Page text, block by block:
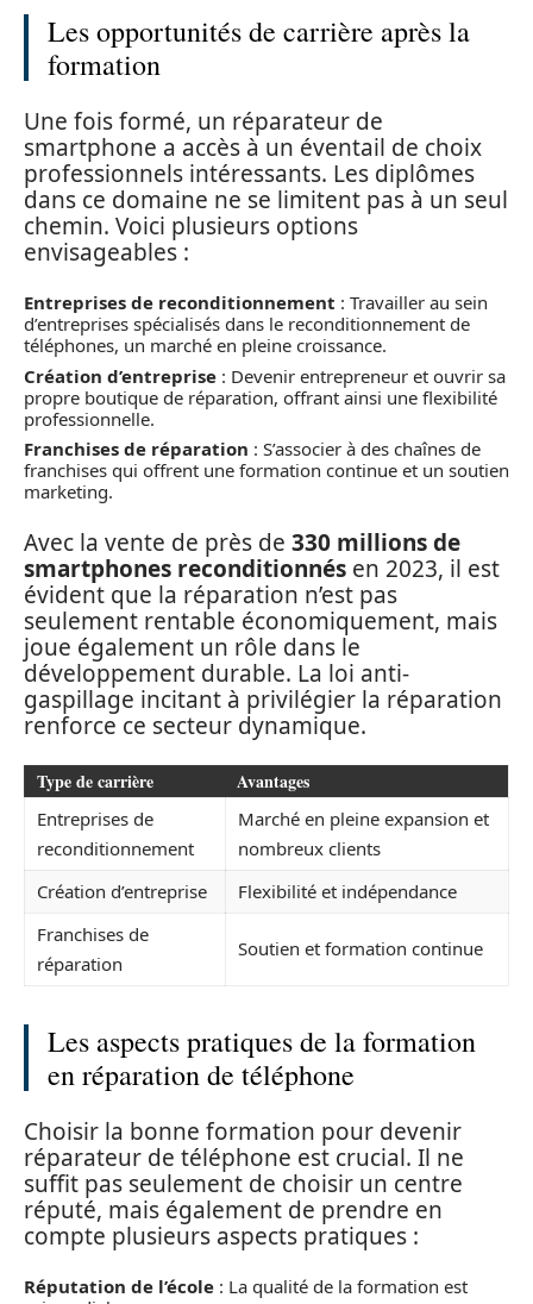
Les opportunités de carrière après la
formation
Une fois formé, un réparateur de
smartphone a accès à un éventail de choix
professionnels intéressants. Les diplômes
dans ce domaine ne se limitent pas à un seul
chemin. Voici plusieurs options
envisageables :
Entreprises de reconditionnement : Travailler au sein
d’entreprises spécialisés dans le reconditionnement de
téléphones, un marché en pleine croissance.
Création d’entreprise : Devenir entrepreneur et ouvrir sa
propre boutique de réparation, offrant ainsi une flexibilité
professionnelle.
Franchises de réparation : S’associer à des chaînes de
franchises qui offrent une formation continue et un soutien
marketing.
Avec la vente de près de 330 millions de
smartphones reconditionnés en 2023, il est
évident que la réparation n’est pas
seulement rentable économiquement, mais
joue également un rôle dans le
développement durable. La loi anti-
gaspillage incitant à privilégier la réparation
renforce ce secteur dynamique.
Type de carrière Avantages
Entreprises de
reconditionnement
Marché en pleine expansion et
nombreux clients
Création d’entreprise
Flexibilité et indépendance
Franchises de
réparation
Soutien et formation continue
Les aspects pratiques de la formation
en réparation de téléphone
Choisir la bonne formation pour devenir
réparateur de téléphone est crucial. Il ne
suffit pas seulement de choisir un centre
réputé, mais également de prendre en
compte plusieurs aspects pratiques :
Réputation de l’école : La qualité de la formation est